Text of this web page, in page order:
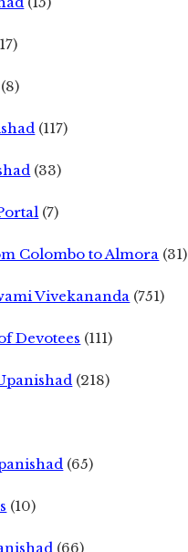
(8)
(117)
(33)
(7)
Colombo to Almora (31)
Vivekananda (751)
Devotees (111)
(218)
(65)
(10)
(66)